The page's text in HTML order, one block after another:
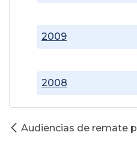
2008
2009
Audiencias de remate